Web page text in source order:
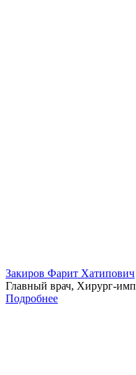
Закиров Фарит Хатипович
Главный врач, Хирург-
Подробнее